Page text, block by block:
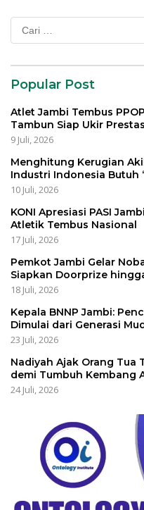
Popular Post
Atlet Jambi Tembus
Tambun Siap Ukir
9 Juli, 2026
Menghitung Kerugian
Industri Indonesia Butuh
10 Juli, 2026
KONI Apresiasi PASI
Atletik Tembus Nasional
17 Juli, 2026
Pemkot Jambi Gelar
Siapkan Doorprize
18 Juli, 2026
Kepala BNNP Jambi:
Dimulai dari Generasi
23 Juli, 2026
Nadiyah Ajak Orang Tua
demi Tumbuh Kembang
24 Juli, 2026